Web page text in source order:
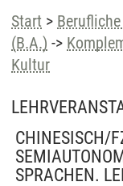
Start >
(B.A.) ->
Kultur
CHINESISCH/
SPRACHEN.